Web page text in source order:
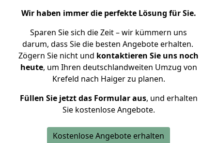
Wir haben immer die perfekte Lösung für Sie.
Sparen Sie sich die Zeit – wir kümmern uns
darum, dass Sie die besten Angebote erhalten.
Zögern Sie nicht und kontaktieren Sie uns noch
heute, um Ihren deutschlandweiten Umzug von
Krefeld nach Haiger zu planen.
Füllen Sie jetzt das Formular aus, und erhalten
Sie kostenlose Angebote.
Kostenlose Angebote erhalten